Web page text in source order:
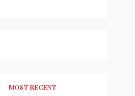
MOST RECENT